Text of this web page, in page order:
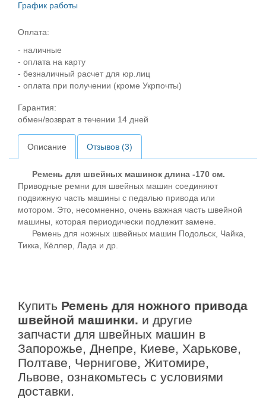
График работы
Оплата:
- наличные
- оплата на карту
- безналичный расчет для юр.лиц
- оплата при получении (кроме Укрпочты)
Гарантия:
обмен/возврат в течении 14 дней
Описание Отзывов (3)
Ремень для швейных машинок длина -170 см.
Приводные ремни для швейных машин соединяют
подвижную часть машины с педалью привода или
мотором. Это, несомненно, очень важная часть швейной
машины, которая периодически подлежит замене.
Ремень для ножных швейных машин Подольск, Чайка,
Тикка, Кёллер, Лада и др.
Купить Ремень для ножного привода
швейной машинки. и другие
запчасти для швейных машин в
Запорожье, Днепре, Киеве, Харькове,
Полтаве, Чернигове, Житомире,
Львове, ознакомьтесь с условиями
доставки.